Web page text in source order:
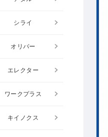
シライ
オリバー
エレクター
ワークプラス
キイノクス